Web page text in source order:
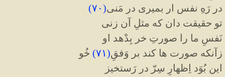
در رَهِ نفس ار بمیری در مَنی(۷۰)
تو حقیقت دان که مثلِ آن زنی
نَفسِ ما را صورتِ خر بِدْهد او
زآنکه صورت ها کند بر وَفقِ(۷۱) خُو
این بُوَد اِظهارِ سِرّ در رَستخیز